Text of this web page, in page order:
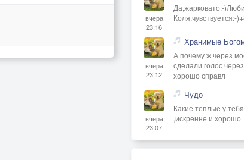
вчера
23:16
Да,жарковато:-
Коля,чувствуется:-
вчера
23:12
Хранимые
А почему ж через
сделали голос
хорошо справл
вчера
23:07
Чудо
Какие теплые у
,искренне и